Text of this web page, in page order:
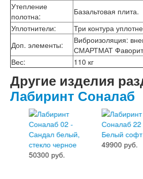
Интекрон Гектор
Интекрон Греция
Интекрон Италия
Интекрон Колизей
Интекрон Колизей
Интекрон Неаполь
Интекрон Олимпия
Интекрон Премьера
Интекрон Профит
Интекрон Ронда
Интекрон Сицилия
Интекрон Спарта Белая
Интекрон Спарта Грей
Интекрон Термо
Интекрон Тетра
Утепление
полотна:
Базальтовая плита.
Уплотнители:
Три контура
Доп. элементы:
Виброизоляция:
СМАРТМАТ
Вес: 110 кг
Другие изделия
Лабиринт Соналаб
50300 руб.
49900 руб.